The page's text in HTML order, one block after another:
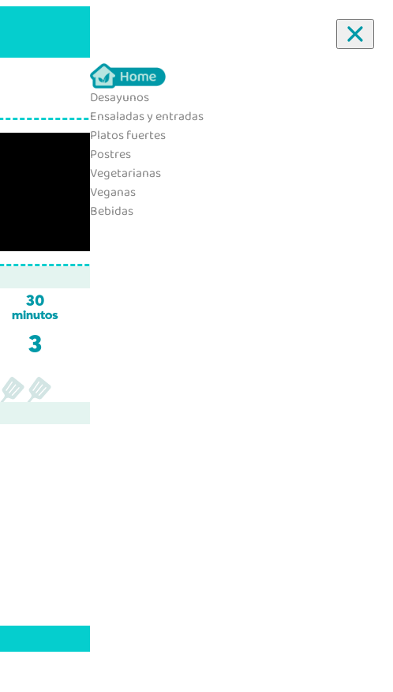
Desayunos
Ensaladas y entradas
Platos fuertes
Postres
Vegetarianas
Veganas
Bebidas
30
minutos
3